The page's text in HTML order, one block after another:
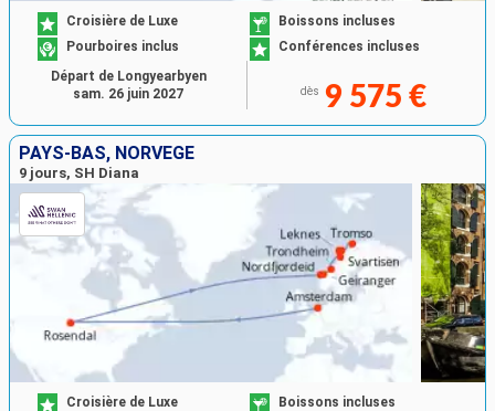
Croisière de Luxe
Boissons incluses
Pourboires inclus
Conférences incluses
dès 9 575 €
Départ de Longyearbyen
sam. 26 juin 2027
PAYS-BAS, NORVÈGE
9 jours, SH Diana
Croisière de Luxe
Boissons incluses